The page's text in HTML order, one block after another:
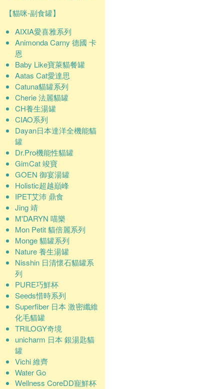
【貓咪-副食罐】
AIXIA愛喜雅系列
Animonda Carny 德國 卡
恩
Baby Like寶萊貓餐罐
Aatas Cat愛達思
Catuna貓罐系列
Cherie 法麗貓罐
CH養生湯罐
CIAO系列
Dayan日本達洋全機能貓
罐
Dr.Pro機能性貓罐
GimCat 竣寶
GOEN 御宴湯罐
Holistic超越巔峰
IPET艾沛 鼎食
Jing 靖
M'DARYN 喵樂
Mon Petit 貓倍麗系列
Monge 貓罐系列
Nature 養生湯罐
Nisshin 日清懷石貓罐系
列
PURE巧鮮杯
Seeds惜時系列
Superfiber 日本 激密纖維
化毛貓罐
TRILOGY奇境
unicharm 日本 銀湯匙貓
罐
Vichi 維齊
Water Go
Wellness CoreDD寵鮮杯